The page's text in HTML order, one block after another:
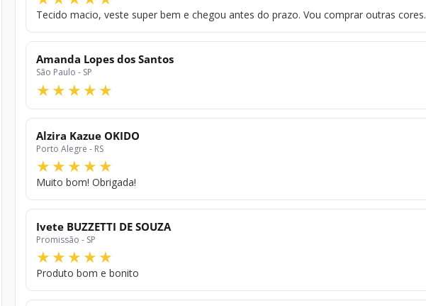
Tecido macio, veste super bem e chegou antes do prazo. Vou comprar outras cores.
Amanda Lopes dos Santos
São Paulo - SP
Alzira Kazue OKIDO
Porto Alegre - RS
Muito bom! Obrigada!
Ivete BUZZETTI DE SOUZA
Promissão - SP
Produto bom e bonito